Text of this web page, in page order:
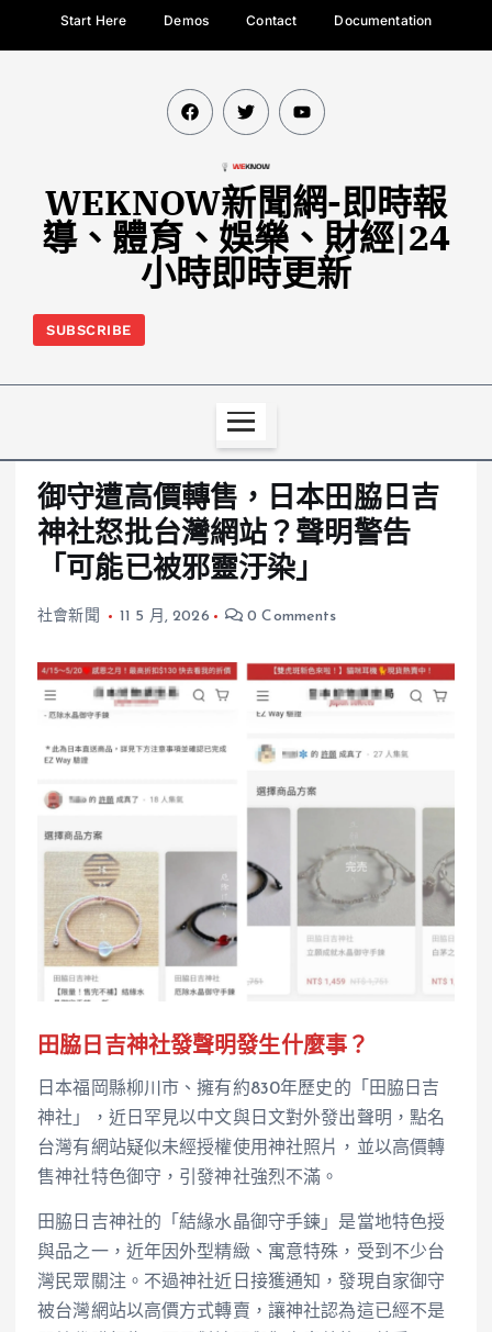
Start Here Demos Contact Documentation
WEKNOW新聞網-即時報
導、體育、娛樂、財經|24
小時即時更新
SUBSCRIBE
御守遭高價轉售，日本田脇日吉
神社怒批台灣網站？聲明警告
「可能已被邪靈汙染」
社會新聞 11 5 月, 2026 0 Comments
田脇日吉神社發聲明發生什麼事？
日本福岡縣柳川市、擁有約830年歷史的「田脇日吉
神社」，近日罕見以中文與日文對外發出聲明，點名
台灣有網站疑似未經授權使用神社照片，並以高價轉
售神社特色御守，引發神社強烈不滿。
田脇日吉神社的「結緣水晶御守手鍊」是當地特色授
與品之一，近年因外型精緻、寓意特殊，受到不少台
灣民眾關注。不過神社近日接獲通知，發現自家御守
被台灣網站以高價方式轉賣，讓神社認為這已經不是